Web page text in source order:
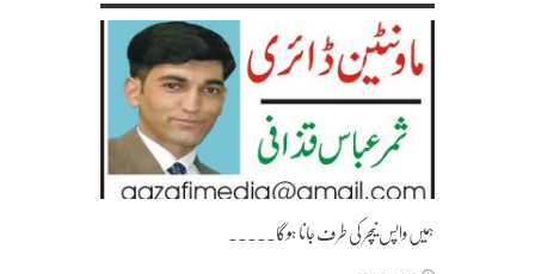
ہمیں واپس نیچر کی طرف جانا ہوگا۔۔۔۔۔